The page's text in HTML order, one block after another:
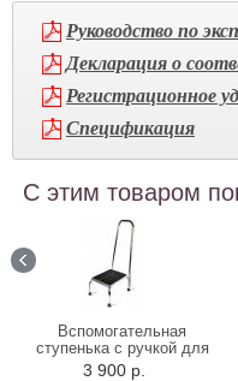
Руководство по
Декларация о
Регистрационное
Спецификация
С этим товаром
Вспомогательная
ступенька с ручкой для
ванны 10222H
3 900 р.